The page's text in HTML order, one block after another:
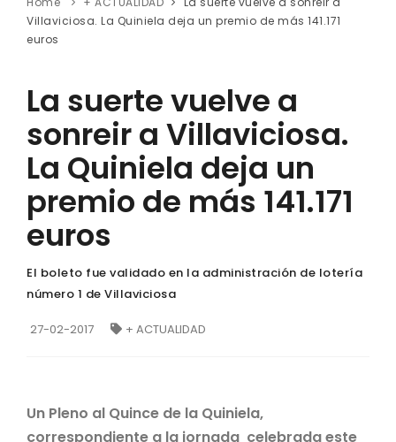
Villaviciosa. La Quiniela deja un premio de más 141.171
euros
La suerte vuelve a
sonreir a Villaviciosa.
La Quiniela deja un
premio de más 141.171
euros
El boleto fue validado en la administración de lotería
número 1 de Villaviciosa
27-02-2017 + ACTUALIDAD
Un Pleno al Quince de la Quiniela,
correspondiente a la jornada celebrada este